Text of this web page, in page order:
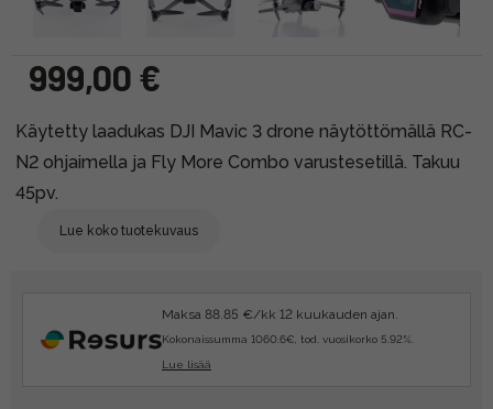
999,00 €
Käytetty laadukas DJI Mavic 3 drone näytöttömällä RC-
N2 ohjaimella ja Fly More Combo varustesetillä. Takuu
45pv.
Lue koko tuotekuvaus
Maksa 88.85 €/kk 12 kuukauden ajan.
Kokonaissumma 1060.6€, tod. vuosikorko 5.92%.
Lue lisää